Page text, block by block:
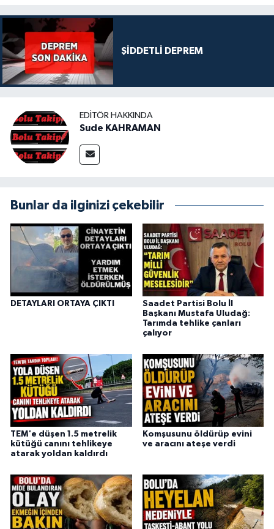
ŞİDDETLİ DEPREM
EDITÖR HAKKINDA
Sude KAHRAMAN
Bunlar da ilginizi çekebilir
DETAYLARI ORTAYA ÇIKTI
Saadet Partisi Bolu İl
Başkanı Mustafa Uludağ:
Tarımda tehlike çanları
çalıyor
TEM'e düşen 1.5 metrelik
kütüğü canını tehlikeye
atarak yoldan kaldırdı
Komşusunu öldürüp evini
ve aracını ateşe verdi